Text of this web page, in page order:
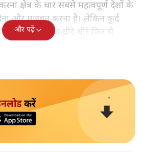
क्षेत्र के चार सबसे महत्वपूर्ण देशों के
और मजबूत करना है। लेकिन कुर्द
जिसे भारत आज धीरे-धीरे फिर से
और पढ़ें
करें